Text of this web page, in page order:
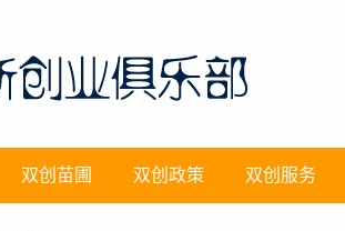
双创苗圃 双创政策 双创服务